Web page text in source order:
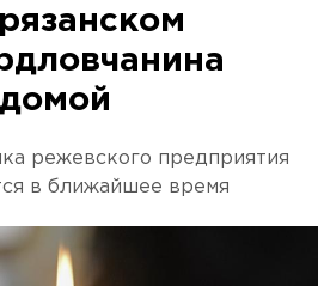
режевского предприятия
в ближайшее время